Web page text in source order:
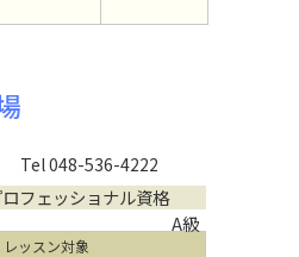
Tel 048-536-4222
フェッショナル資格
A級
レッスン対象